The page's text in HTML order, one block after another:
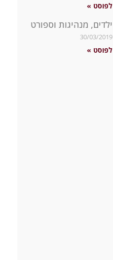
לפוסט »
ילדים, מנהיגות וספורט
30/03/2019
לפוסט »